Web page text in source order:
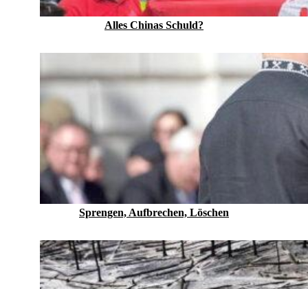
Alles Chinas Schuld?
Sprengen, Aufbrechen, Löschen